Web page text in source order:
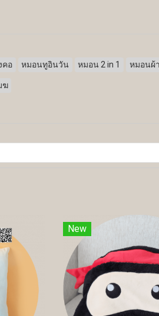
คอ หมอนทูอินวัน หมอน 2 in 1 หมอนผ้
ฆ
New